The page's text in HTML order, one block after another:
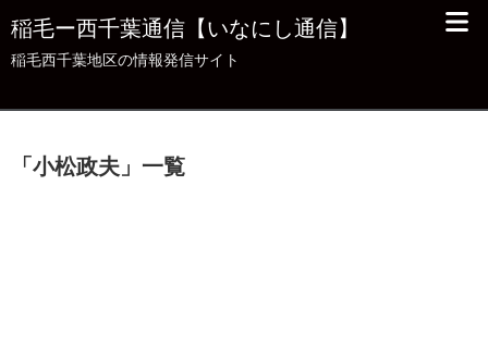
稲毛ー西千葉通信【いなにし通信】
稲毛西千葉地区の情報発信サイト
「 小松政夫 」 一覧